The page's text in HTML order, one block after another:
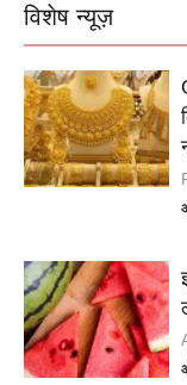
विशेष न्यूज़